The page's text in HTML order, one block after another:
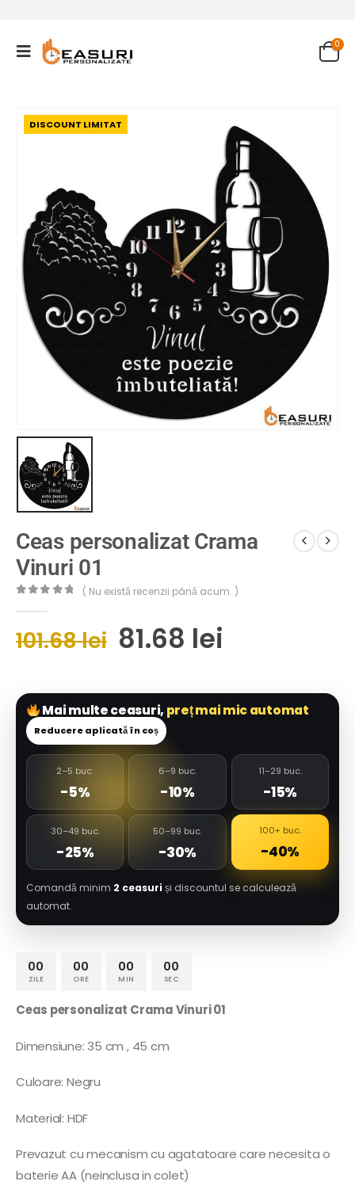
0
DISCOUNT LIMITAT
Ceas personalizat Crama
Vinuri 01
( Nu există recenzii până acum. )
101.68lei 81.68 lei
Mai multe ceasuri, preț mai mic automat
Reducere aplicată în coș
2–5 buc.
-5%
6–9 buc.
-10%
11–29 buc.
-15%
30–49 buc.
-25%
50–99 buc.
-30%
100+ buc.
-40%
Comandă minim 2 ceasuri și discountul se calculează
automat.
00
ZILE
00
ORE
00
MIN
00
SEC
Ceas personalizat Crama Vinuri 01
Dimensiune: 35 cm , 45 cm
Culoare: Negru
Material: HDF
Prevazut cu mecanism cu agatatoare care necesita o
baterie AA (neinclusa in colet)